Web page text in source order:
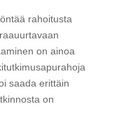
rahoitusta
on ainoa
saada erittäin
on